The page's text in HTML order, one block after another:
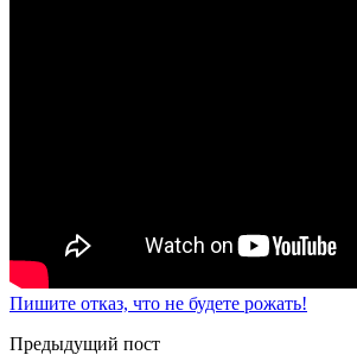
Пишите отказ, что не будете рожать!
Предыдущий пост